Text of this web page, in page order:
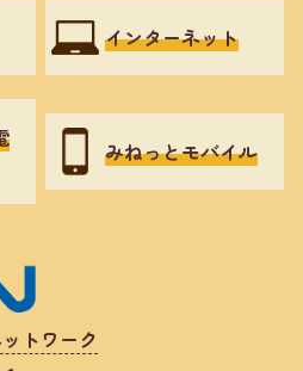
トワーク
インターネット
みねっとモバイル